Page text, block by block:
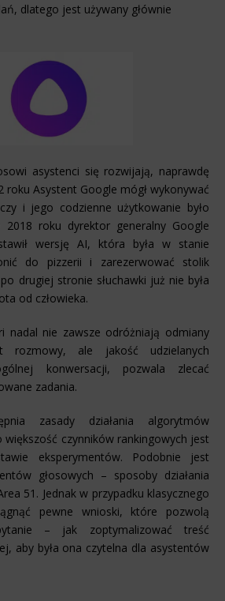
dlatego jest używany głównie
asystenci się rozwijają, naprawdę
roku Asystent Google mógł wykonywać
i jego codzienne użytkowanie było
roku dyrektor generalny Google
wersję AI, która była w stanie
do pizzerii i zarezerwować stolik
drugiej stronie słuchawki już nie była
od człowieka.
nadal nie zawsze odróżniają odmiany
rozmowy, ale jakość udzielanych
konwersacji, pozwala zlecać
zadania.
zasady działania algorytmów
większość czynników rankingowych jest
eksperymentów. Podobnie jest
głosowych – sposoby działania
51. Jednak w przypadku klasycznego
pewne wnioski, które pozwolą
– jak zoptymalizować treść
aby była ona czytelna dla asystentów